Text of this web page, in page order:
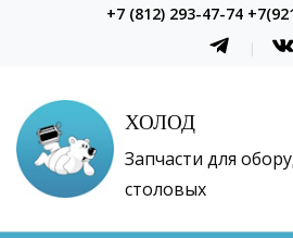
+7 (812) 293-47-74
ХОЛОД
Запчасти для
столовых